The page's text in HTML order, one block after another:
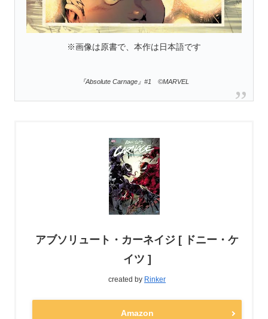
※画像は原書で、本作は日本語です
『Absolute Carnage』#1 ©MARVEL
アブソリュート・カーネイジ [ ドニー・ケ
イツ ]
created by Rinker
Amazon